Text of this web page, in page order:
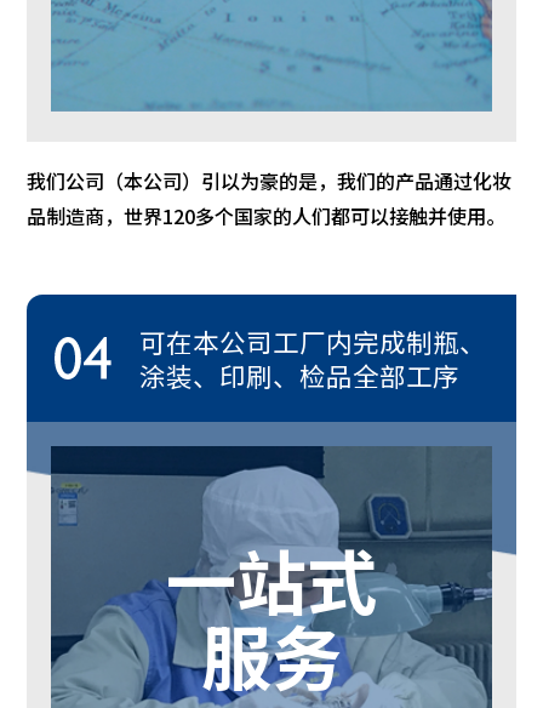
我们公司（本公司）引以为豪的是，我们的产品通过化妆
品制造商，世界120多个国家的人们都可以接触并使用。
可在本公司工厂内完成制瓶、
涂装、印刷、检品全部工序
一站式
服务